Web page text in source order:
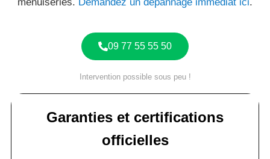
09 77 55 55 50
Intervention possible sous peu !
Garanties et certifications
officielles